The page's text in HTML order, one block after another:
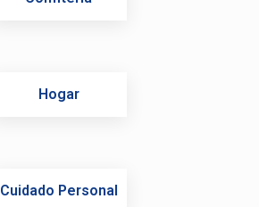
Hogar
Cuidado Personal